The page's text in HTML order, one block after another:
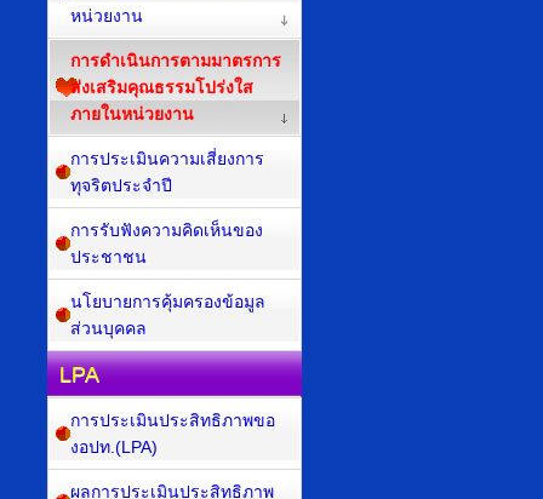
หน่วยงาน
การดำเนินการตามมาตรการ
ส่งเสริมคุณธรรมโปร่งใส
ภายในหน่วยงาน
การประเมินความเสี่ยงการ
ทุจริตประจำปี
การรับฟังความคิดเห็นของ
ประชาชน
นโยบายการคุ้มครองข้อมูล
ส่วนบุคคล
LPA
การประเมินประสิทธิภาพขอ
งอปท.(LPA)
ผลการประเมินประสิทธิภาพ